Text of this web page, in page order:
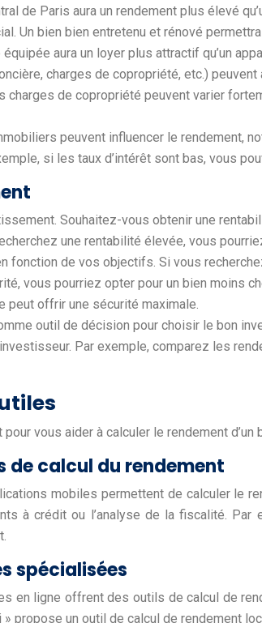
de Paris aura un rendement plus élevé
Un bien bien entretenu et rénové
aura un loyer plus attractif qu’un
charges de copropriété, etc.)
de copropriété peuvent varier
peuvent influencer le rendement,
si les taux d’intérêt sont bas, vous
Souhaitez-vous obtenir une
une rentabilité élevée, vous
fonction de vos objectifs. Si vous
vous pourriez opter pour un bien moins
peut offrir une sécurité maximale.
outil de décision pour choisir le bon
Par exemple, comparez les
vous aider à calculer le rendement
de calcul du rendement
mobiles permettent de calculer le
à crédit ou l’analyse de la fiscalité.
spécialisées
en ligne offrent des outils de calcul de
» propose un outil de calcul de rendement